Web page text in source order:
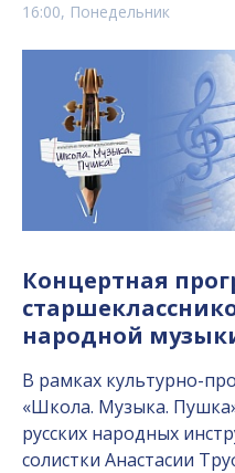
16:00, Понедельник
Концертная
народной
В рамках культурно-
«Школа. Музыка.
русских народных
солистки Анастасии